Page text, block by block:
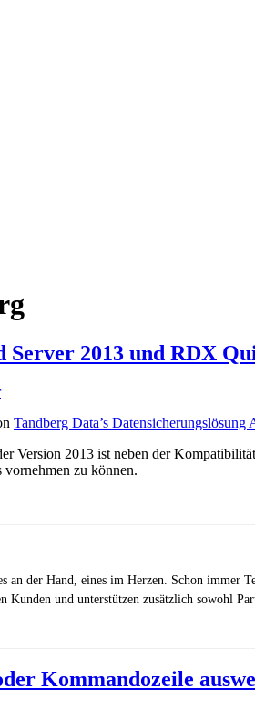
Server 2013 und RDX
Tandberg Data’s
Version 2013 ist neben der
vornehmen zu können.
an der Hand, eines im Herzen. Schon
und unterstützen zusätzlich sowohl
Kommandozeile